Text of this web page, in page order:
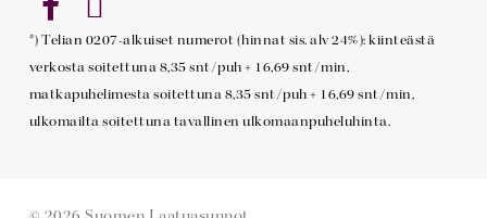
*) Telian 0207-alkuiset numerot (hinnat sis. alv 24%): kiinteästä
verkosta soitettuna 8,35 snt/puh + 16,69 snt/min,
matkapuhelimesta soitettuna 8,35 snt/puh + 16,69 snt/min,
ulkomailta soitettuna tavallinen ulkomaanpuheluhinta.